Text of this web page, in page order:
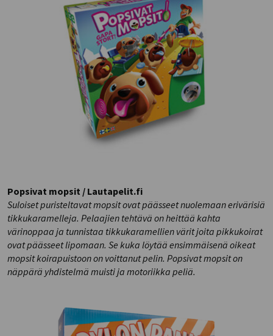
Popsivat mopsit / Lautapelit.fi
Suloiset puristeltavat mopsit ovat päässeet nuolemaan erivärisiä
tikkukaramelleja. Pelaajien tehtävä on heittää kahta
värinoppaa ja tunnistaa tikkukaramellien värit joita pikkukoirat
ovat päässeet lipomaan. Se kuka löytää ensimmäisenä oikeat
mopsit koirapuistoon on voittanut pelin. Popsivat mopsit on
näppärä yhdistelmä muisti ja motoriikka peliä.